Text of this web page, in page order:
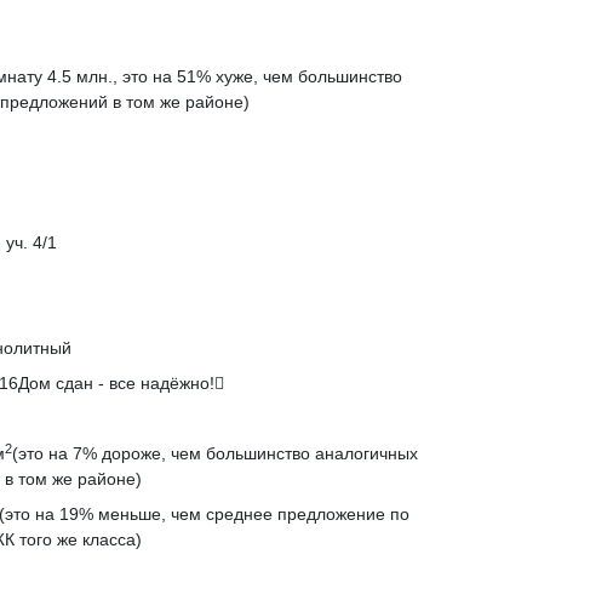
4.5 млн., это на 51% хуже, чем большинство
в том же районе)
уч. 4/1
Дом сдан - все надёжно!
2(это на 7% дороже, чем большинство аналогичных
том же районе)
(это на 19% меньше, чем среднее предложение по
того же класса)